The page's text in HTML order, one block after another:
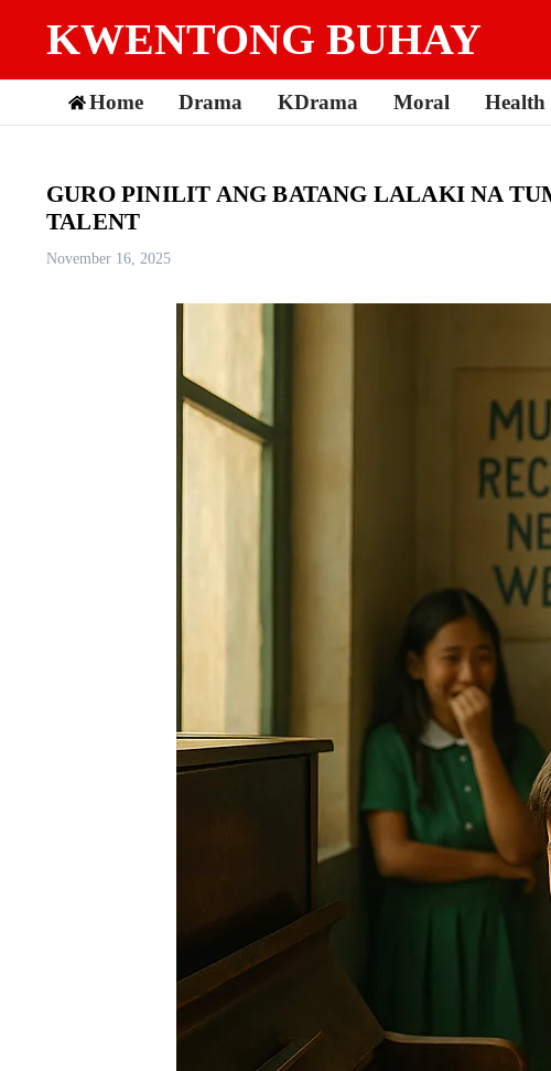
KWENTONG BUHAY
Home Drama KDrama Moral Health
GURO PINILIT ANG BATANG LALAKI NA
TALENT
November 16, 2025